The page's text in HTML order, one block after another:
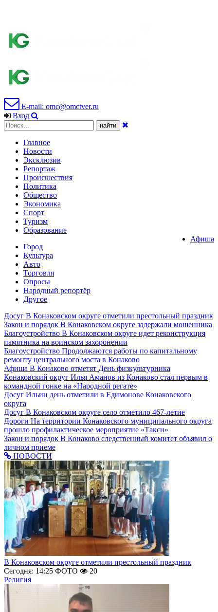
E-mail: omc@omctver.ru
Вход
Главное
Новости
Эксклюзив
Репортаж
Происшествия
Политика
Общество
Экономика
Спорт
Туризм
Образование
Афиша
Город
Культура
Авто
Торговля
Опросы
Народный репортёр
Другое
Досуг В Конаковском округе отметили престольный праздник
Закон и порядок В Конаковском округе задержали мошенника
Благоустройство В Конаковском округе идет реконструкция
памятника на воинском захоронении
Благоустройство Продолжаются работы по капитальному
ремонту центрального моста в Конаково
Афиша В Конаково отметят День физкультурника
Конаковский округ Илья Аманов из Конаково стал первым в
командной гонке на «Народной регате»
Досуг Ильин день отметили в Едимонове Конаковского
округа
Досуг В Конаковском округе село отметило 467-летие
Дороги На территории Конаковского муниципального округа
прошло профилактическое мероприятие «Такси»
Закон и порядок В Конаково следственный комитет объявил о
личном приеме
НОВОСТИ
В Конаковском округе отметили престольный праздник
Сегодня: 14:25 ФОТО
20
Религия